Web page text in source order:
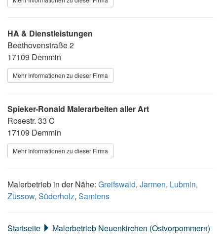
HA & Dienstleistungen
Beethovenstraße 2
17109 Demmin
Mehr Informationen zu dieser Firma
Spieker-Ronald Malerarbeiten aller Art
Rosestr. 33 C
17109 Demmin
Mehr Informationen zu dieser Firma
Malerbetrieb in der Nähe: Greifswald, Jarmen, Lubmin,
Züssow, Süderholz, Samtens
Startseite Malerbetrieb Neuenkirchen (Ostvorpommern)